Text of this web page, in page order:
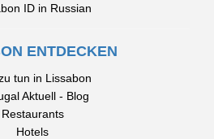
ID in Russian
ENTDECKEN
tun in Lissabon
Aktuell - Blog
Restaurants
Hotels